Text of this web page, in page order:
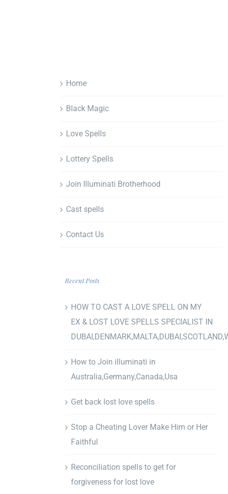
Home
Black Magic
Love Spells
Lottery Spells
Join Illuminati Brotherhood
Cast spells
Contact Us
Recent Posts
HOW TO CAST A LOVE SPELL ON MY
EX & LOST LOVE SPELLS SPECIALIST IN
How to Join illuminati in
Australia,Germany,Canada,Usa
Get back lost love spells
Stop a Cheating Lover Make Him or Her
Faithful
Reconciliation spells to get for
forgiveness for lost love